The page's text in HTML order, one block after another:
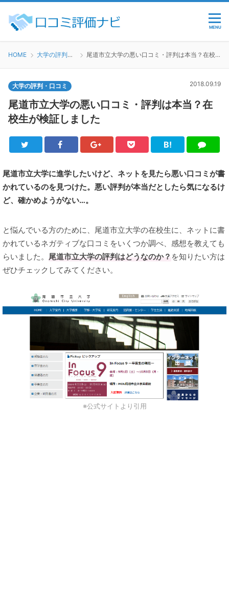
MENU
HOME 大学の評判・口コミ 尾道市立大学の悪い口コミ・評判は本当？在校生が検証しました
大学の評判・口コミ 2018.09.19
尾道市立大学の悪い口コミ・評判は本当？在
校生が検証しました
Twitter FacebookGoogle+Pocket
B!
は
ブ
LINE
尾道市立大学に進学したいけど、ネットを見たら悪い口コミが書
かれているのを見つけた。悪い評判が本当だとしたら気になるけ
ど、確かめようがない…。
と悩んでいる方のために、尾道市立大学の在校生に、ネットに書
かれているネガティブな口コミをいくつか調べ、感想を教えても
らいました。 尾道市立大学の評判はどうなのか？ を知りたい方は
ぜひチェックしてみてください。
※公式サイトより引用